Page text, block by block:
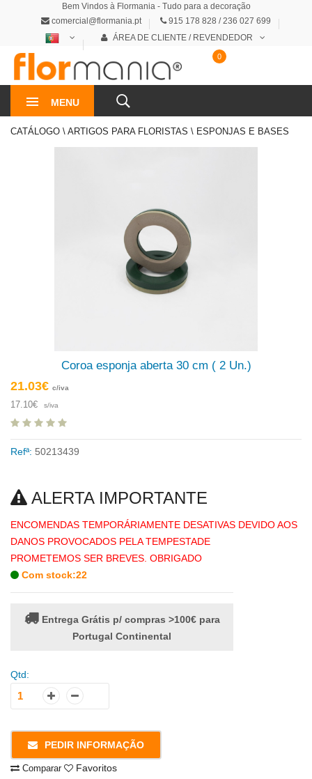
Bem Vindos à Flormania - Tudo para a decoração
comercial@flormania.pt
915 178 828 / 236 027 699
ÁREA DE CLIENTE / REVENDEDOR
MENU
0
CATÁLOGO \ ARTIGOS PARA FLORISTAS \ ESPONJAS E BASES
Coroa esponja aberta 30 cm ( 2 Un.)
21.03€ c/iva
17.10€ s/iva
Refª: 50213439
ALERTA IMPORTANTE
ENCOMENDAS TEMPORÁRIAMENTE DESATIVAS DEVIDO AOS
DANOS PROVOCADOS PELA TEMPESTADE
PROMETEMOS SER BREVES. OBRIGADO
Com stock:22
Entrega Grátis p/ compras >100€ para
Portugal Continental
Qtd:
PEDIR INFORMAÇÃO
Comparar Favoritos